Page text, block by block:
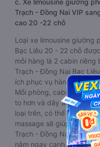
c. Xe limousine giường
Trạch - Đồng Nai VIP
cao 20 -22 chỗ
Loại xe limousine giường
Bạc Liêu 20 - 22 chỗ
mỗi hàng là 2 cabin riêng
Trạch - Đồng Nai Bạc
ích phục vụ hành khách
Mỗi phòng, cabin đều có
to hơn và dây an toàn
loại trên, có thể lăn lộn
massage sẽ giúp bạn
Trạch - Đồng Nai đến
nằm ngay cạnh đầu để